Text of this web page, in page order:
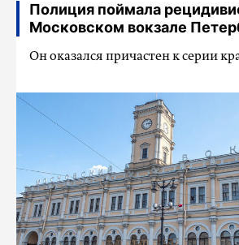
Полиция поймала
Московском вокзале
Он оказался причастен к серии